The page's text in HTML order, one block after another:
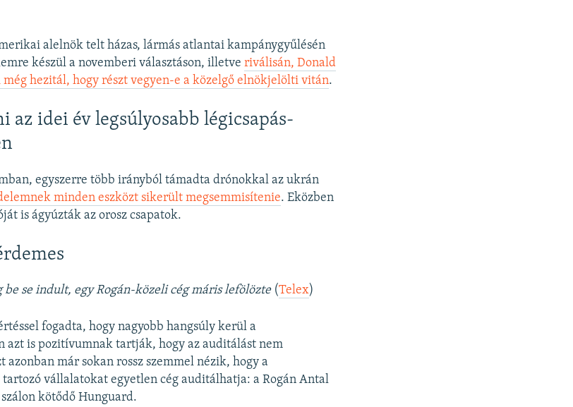
alelnök telt házas, lármás atlantai kampánygyűlésén
készül a novemberi választáson, illetveriválisán, Donald
hezitál, hogy részt vegyen-e a közelgő elnökjelölti vitán.
az idei év legsúlyosabb légicsapás-
egyszerre több irányból támadta drónokkal az ukrán
minden eszközt sikerült megsemmisítenie. Eközben
is ágyúzták az orosz csapatok.
be se indult, egy Rogán-közeli cég máris lefölözte(Telex)
fogadta, hogy nagyobb hangsúly kerül a
azt is pozitívumnak tartják, hogy az auditálást nem
már sokan rossz szemmel nézik, hogy a
vállalatokat egyetlen cég auditálhatja: a Rogán Antal
kötődő Hunguard.